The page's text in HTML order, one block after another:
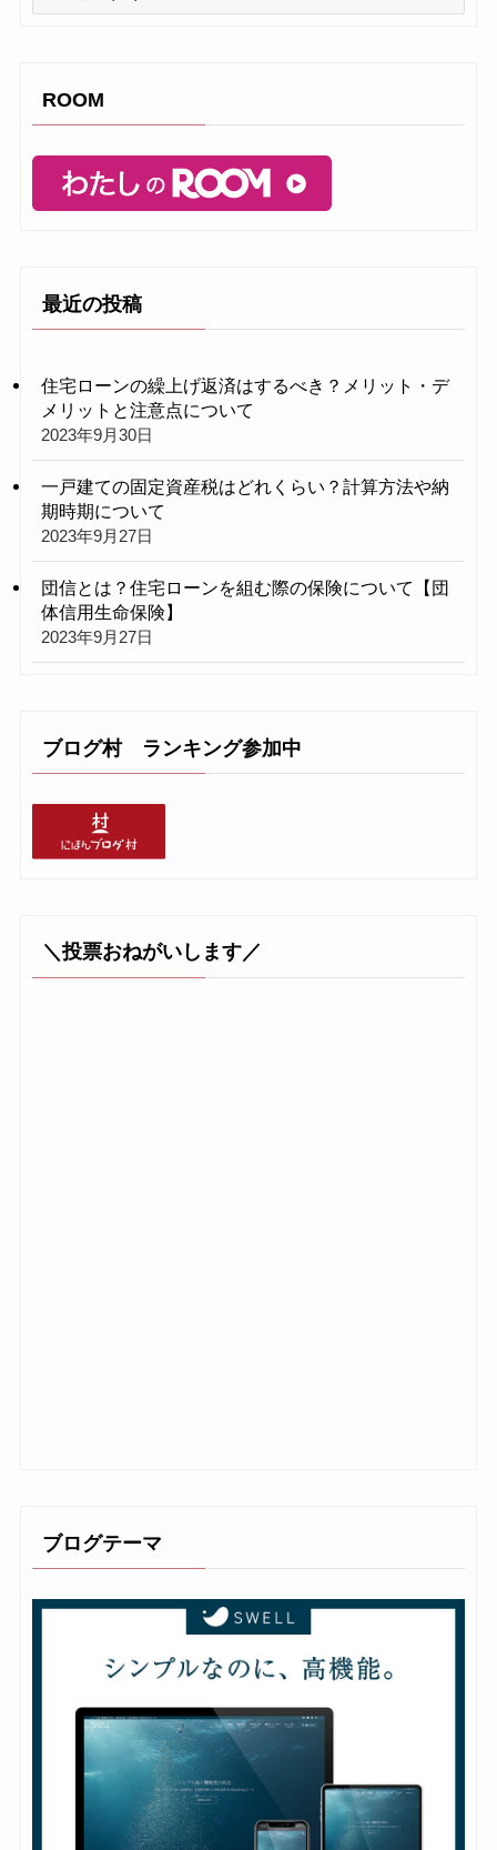
ーROOM
最近の投稿
住宅ローンの繰上げ返済はするべき？メリット・デ
メリットと注意点について
2023年9月30日
一戸建ての固定資産税はどれくらい？計算方法や納
期時期について
2023年9月27日
団信とは？住宅ローンを組む際の保険について【団
体信用生命保険】
2023年9月27日
ブログ村 ランキング参加中
＼投票おねがいします／
ブログテーマ